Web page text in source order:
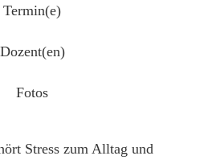
Termin(e)
Dozent(en)
Fotos
Stress zum Alltag und